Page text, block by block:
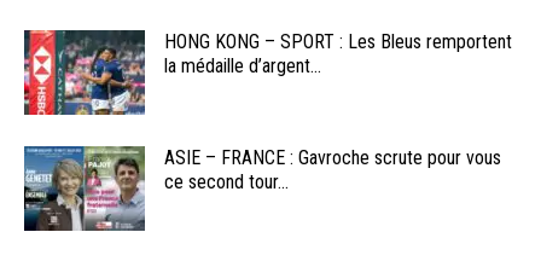
HONG KONG – SPORT : Les Bleus remportent
la médaille d’argent...
ASIE – FRANCE : Gavroche scrute pour vous
ce second tour...